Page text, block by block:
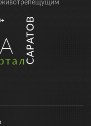
животрепещущим